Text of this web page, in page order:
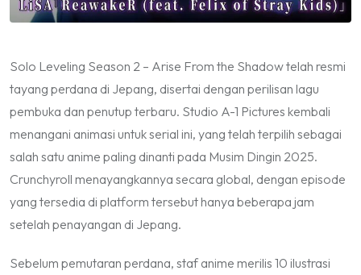
Solo Leveling Season 2 – Arise From the Shadow telah resmi
tayang perdana di Jepang, disertai dengan perilisan lagu
pembuka dan penutup terbaru. Studio A-1 Pictures kembali
menangani animasi untuk serial ini, yang telah terpilih sebagai
salah satu anime paling dinanti pada Musim Dingin 2025.
Crunchyroll menayangkannya secara global, dengan episode
yang tersedia di platform tersebut hanya beberapa jam
setelah penayangan di Jepang.
Sebelum pemutaran perdana, staf anime merilis 10 ilustrasi